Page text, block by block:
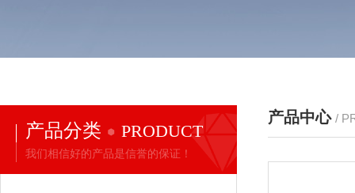
产品分类 PRODUCT
我们相信好的产品是信誉的保证！
产品中心 /